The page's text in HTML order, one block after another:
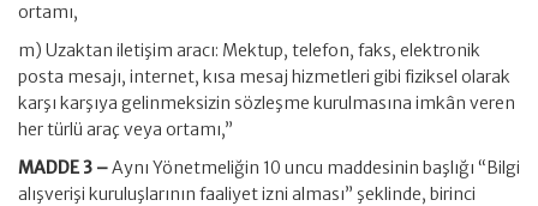
ortamı,
m) Uzaktan iletişim aracı: Mektup, telefon, faks, elektronik
posta mesajı, internet, kısa mesaj hizmetleri gibi fiziksel olarak
karşı karşıya gelinmeksizin sözleşme kurulmasına imkân veren
her türlü araç veya ortamı,”
MADDE 3 –Aynı Yönetmeliğin 10 uncu maddesinin başlığı “Bilgi
alışverişi kuruluşlarının faaliyet izni alması” şeklinde, birinci